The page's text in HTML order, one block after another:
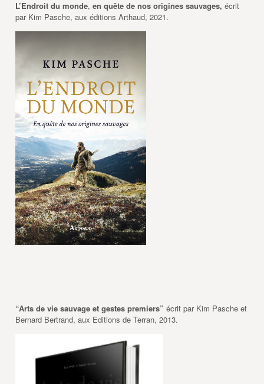
L’Endroit du monde, en quête de nos origines sauvages, écrit
par Kim Pasche, aux éditions Arthaud, 2021.
“Arts de vie sauvage et gestes premiers” écrit par Kim Pasche et
Bernard Bertrand, aux Editions de Terran, 2013.